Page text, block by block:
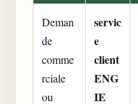
Deman
de
comme
rciale
ou
servic
e
client
ENG
IE